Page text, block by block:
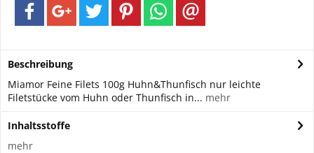
Beschreibung
Miamor Feine Filets 100g Huhn&Thunfisch nur leichte
Filetstücke vom Huhn oder Thunfisch in... mehr
Inhaltsstoffe
mehr